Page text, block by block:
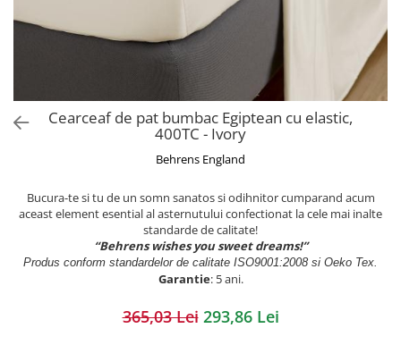
Cearceaf de pat bumbac Egiptean cu elastic,
400TC - Ivory
Behrens England
Bucura-te si tu de un somn sanatos si odihnitor cumparand acum
aceast element esential al asternutului confectionat la cele mai inalte
standarde de calitate!
“Behrens wishes you sweet dreams!”
Produs conform standardelor de calitate ISO9001:2008 si Oeko Tex.
Garantie: 5 ani.
365,03 Lei 293,86 Lei